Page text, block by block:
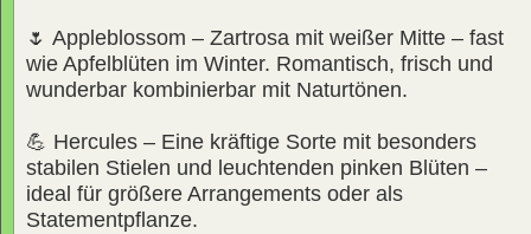
🌷 Appleblossom – Zartrosa mit weißer Mitte – fast
wie Apfelblüten im Winter. Romantisch, frisch und
wunderbar kombinierbar mit Naturtönen.
💪 Hercules – Eine kräftige Sorte mit besonders
stabilen Stielen und leuchtenden pinken Blüten –
ideal für größere Arrangements oder als
Statementpflanze.